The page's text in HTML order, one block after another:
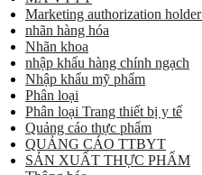
Marketing authorization
nhãn hàng hóa
Nhãn khoa
nhập khẩu hàng chính ngạch
Nhập khẩu mỹ phẩm
Phân loại
Phân loại Trang thiết bị y tế
Quảng cáo thực phẩm
QUẢNG CÁO TTBYT
SẢN XUẤT THỰC PHẨM